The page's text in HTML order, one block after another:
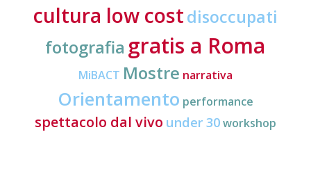
cultura low costdisoccupati
fotografia gratis a Roma
MiBACT Mostre narrativa
Orientamento performance
spettacolo dal vivo under 30workshop